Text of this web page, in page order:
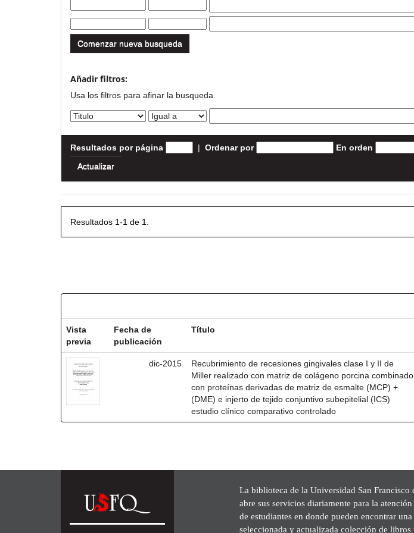
Comenzar nueva busqueda
Añadir filtros:
Usa los filtros para afinar la busqueda.
Resultados por página | Ordenar por En orden
Resultados 1-1 de 1.
Vista
previa
Fecha de
publicación
Título
dic-2015
Recubrimiento de recesiones gingivales clase I y II de
Miller realizado con matriz de colágeno porcina combinado
con proteínas derivadas de matriz de esmalte (MCP) +
(DME) e injerto de tejido conjuntivo subepitelial (ICS)
estudio clínico comparativo controlado
La biblioteca de la Universidad San Francisco
abre sus servicios diariamente para la
de estudiantes en donde pueden encontrar una
seleccionada y actualizada colección de libros